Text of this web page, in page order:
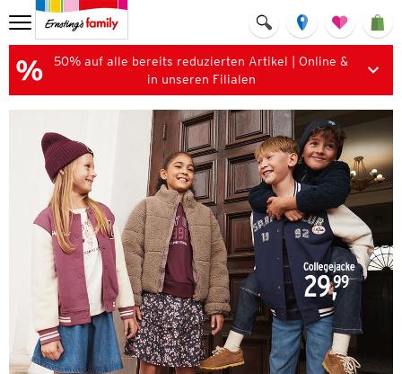
50% auf alle bereits reduzierten Artikel | Online &
in unseren Filialen